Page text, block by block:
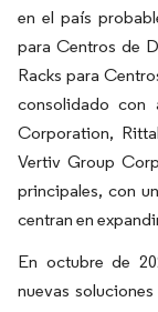
en el país
para Centros de
Racks para
consolidado con
Corporation,
Vertiv Group
principales, con
centran en
En octubre de
nuevas